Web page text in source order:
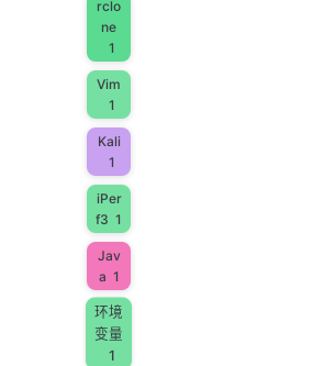
rclo
ne
1
Vim
1
Kali
1
iPer
f3 1
Jav
a 1
环境
变量
1